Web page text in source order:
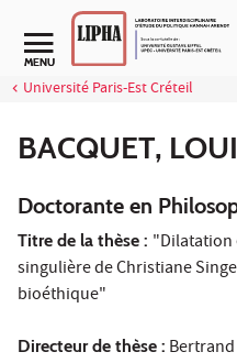
Aller au contenu
Navigation secondaire
MENU
Université Paris-Est Créteil
BACQUET,
Doctorante en
Titre de la thèse : "Dilatation
singulière de Christiane
bioéthique"
Directeur de thèse :